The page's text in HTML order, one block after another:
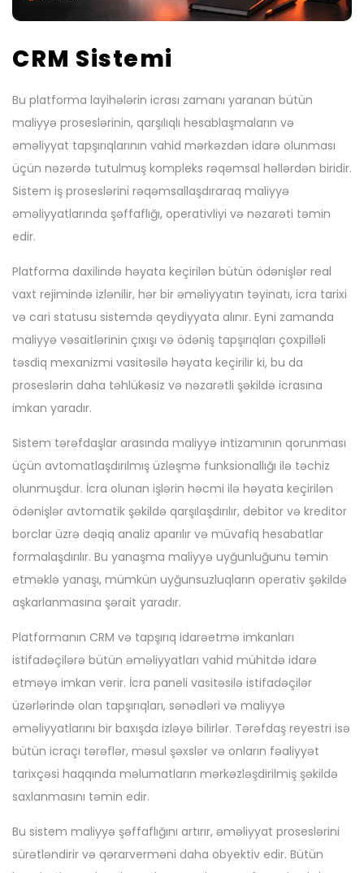
CRM Sistemi
Bu platforma layihələrin icrası zamanı yaranan bütün
maliyyə proseslərinin, qarşılıqlı hesablaşmaların və
əməliyyat tapşırıqlarının vahid mərkəzdən idarə olunması
üçün nəzərdə tutulmuş kompleks rəqəmsal həllərdən biridir.
Sistem iş proseslərini rəqəmsallaşdıraraq maliyyə
əməliyyatlarında şəffaflığı, operativliyi və nəzarəti təmin
edir.
Platforma daxilində həyata keçirilən bütün ödənişlər real
vaxt rejimində izlənilir, hər bir əməliyyatın təyinatı, icra tarixi
və cari statusu sistemdə qeydiyyata alınır. Eyni zamanda
maliyyə vəsaitlərinin çıxışı və ödəniş tapşırıqları çoxpilləli
təsdiq mexanizmi vasitəsilə həyata keçirilir ki, bu da
proseslərin daha təhlükəsiz və nəzarətli şəkildə icrasına
imkan yaradır.
Sistem tərəfdaşlar arasında maliyyə intizamının qorunması
üçün avtomatlaşdırılmış üzləşmə funksionallığı ilə təchiz
olunmuşdur. İcra olunan işlərin həcmi ilə həyata keçirilən
ödənişlər avtomatik şəkildə qarşılaşdırılır, debitor və kreditor
borclar üzrə dəqiq analiz aparılır və müvafiq hesabatlar
formalaşdırılır. Bu yanaşma maliyyə uyğunluğunu təmin
etməklə yanaşı, mümkün uyğunsuzluqların operativ şəkildə
aşkarlanmasına şərait yaradır.
Platformanın CRM və tapşırıq idarəetmə imkanları
istifadəçilərə bütün əməliyyatları vahid mühitdə idarə
etməyə imkan verir. İcra paneli vasitəsilə istifadəçilər
üzərlərində olan tapşırıqları, sənədləri və maliyyə
əməliyyatlarını bir baxışda izləyə bilirlər. Tərəfdaş reyestri isə
bütün icraçı tərəflər, məsul şəxslər və onların fəaliyyət
tarixçəsi haqqında məlumatların mərkəzləşdirilmiş şəkildə
saxlanmasını təmin edir.
Bu sistem maliyyə şəffaflığını artırır, əməliyyat proseslərini
sürətləndirir və qərarverməni daha obyektiv edir. Bütün